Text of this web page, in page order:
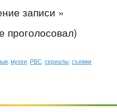
записи »
проголосовал)
музеи РВС сериалы съемки